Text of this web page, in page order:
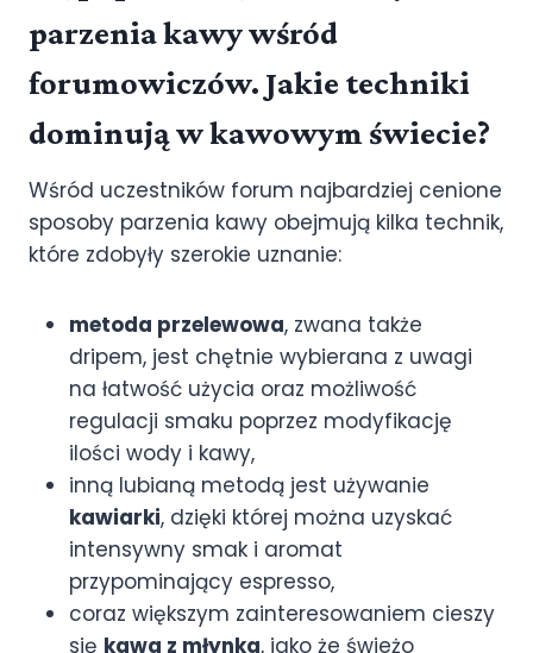
parzenia kawy wśród
forumowiczów. Jakie techniki
dominują w kawowym świecie?
Wśród uczestników forum najbardziej cenione
sposoby parzenia kawy obejmują kilka technik,
które zdobyły szerokie uznanie:
metoda przelewowa, zwana także
dripem, jest chętnie wybierana z uwagi
na łatwość użycia oraz możliwość
regulacji smaku poprzez modyfikację
ilości wody i kawy,
inną lubianą metodą jest używanie
kawiarki, dzięki której można uzyskać
intensywny smak i aromat
przypominający espresso,
coraz większym zainteresowaniem cieszy
się kawa z młynka, jako że świeżo